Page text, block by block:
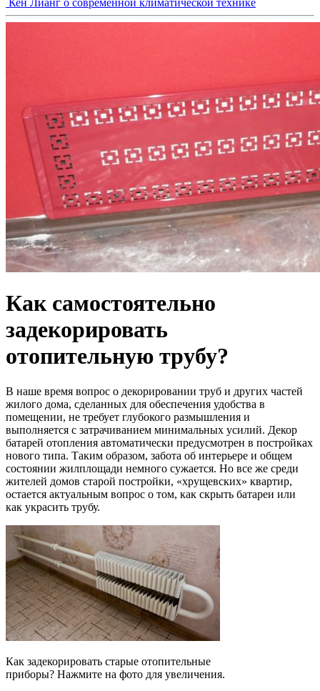
Кен Лианг о современной климатической технике
Как самостоятельно
задекорировать
отопительную трубу?
В наше время вопрос о декорировании труб и других частей
жилого дома, сделанных для обеспечения удобства в
помещении, не требует глубокого размышления и
выполняется с затрачиванием минимальных усилий. Декор
батарей отопления автоматически предусмотрен в постройках
нового типа. Таким образом, забота об интерьере и общем
состоянии жилплощади немного сужается. Но все же среди
жителей домов старой постройки, «хрущевских» квартир,
остается актуальным вопрос о том, как скрыть батареи или
как украсить трубу.
Как задекорировать старые отопительные
приборы? Нажмите на фото для увеличения.